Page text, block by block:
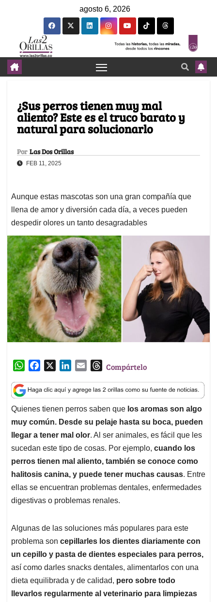
agosto 6, 2026
¿Sus perros tienen muy mal
aliento? Este es el truco barato y
natural para solucionarlo
Por Las Dos Orillas
FEB 11, 2025
Aunque estas mascotas son una gran compañía que
llena de amor y diversión cada día, a veces pueden
despedir olores un tanto desagradables
W
a
t
s
A
p
p
c
e
b
o
o
k
n
k
e
d
I
n
a
i
l
T
r
e
a
d
s
Compártelo
Quienes tienen perros saben que los aromas son algo
muy común. Desde su pelaje hasta su boca, pueden
llegar a tener mal olor. Al ser animales, es fácil que les
sucedan este tipo de cosas. Por ejemplo, cuando los
perros tienen mal aliento, también se conoce como
halitosis canina, y puede tener muchas causas. Entre
ellas se encuentran problemas dentales, enfermedades
digestivas o problemas renales.
Algunas de las soluciones más populares para este
problema son cepillarles los dientes diariamente con
un cepillo y pasta de dientes especiales para perros,
así como darles snacks dentales, alimentarlos con una
dieta equilibrada y de calidad, pero sobre todo
llevarlos regularmente al veterinario para limpiezas